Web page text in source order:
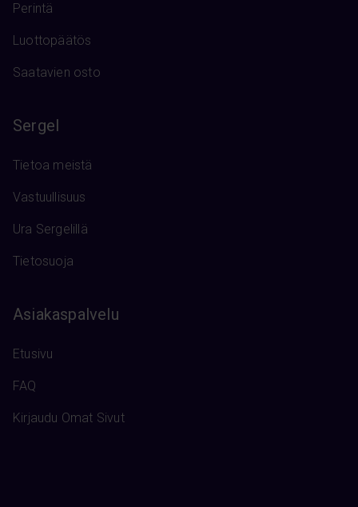
Perintä
Luottopäätös
Saatavien osto
Sergel
Tietoa meistä
Vastuullisuus
Ura Sergelillä
Tietosuoja
Asiakaspalvelu
Etusivu
FAQ
Kirjaudu Omat Sivut